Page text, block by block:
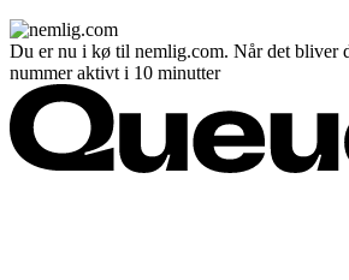
Du er nu i kø til nemlig.com. Når det bliver
nummer aktivt i 10 minutter